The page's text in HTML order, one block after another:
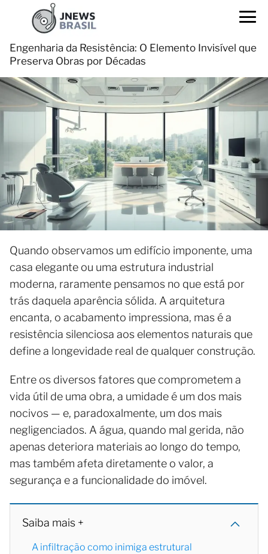
Engenharia da Resistência: O Elemento Invisível que
Preserva Obras por Décadas
Quando observamos um edifício imponente, uma
casa elegante ou uma estrutura industrial
moderna, raramente pensamos no que está por
trás daquela aparência sólida. A arquitetura
encanta, o acabamento impressiona, mas é a
resistência silenciosa aos elementos naturais que
define a longevidade real de qualquer construção.
Entre os diversos fatores que comprometem a
vida útil de uma obra, a umidade é um dos mais
nocivos — e, paradoxalmente, um dos mais
negligenciados. A água, quando mal gerida, não
apenas deteriora materiais ao longo do tempo,
mas também afeta diretamente o valor, a
segurança e a funcionalidade do imóvel.
Saiba mais +
A infiltração como inimiga estrutural